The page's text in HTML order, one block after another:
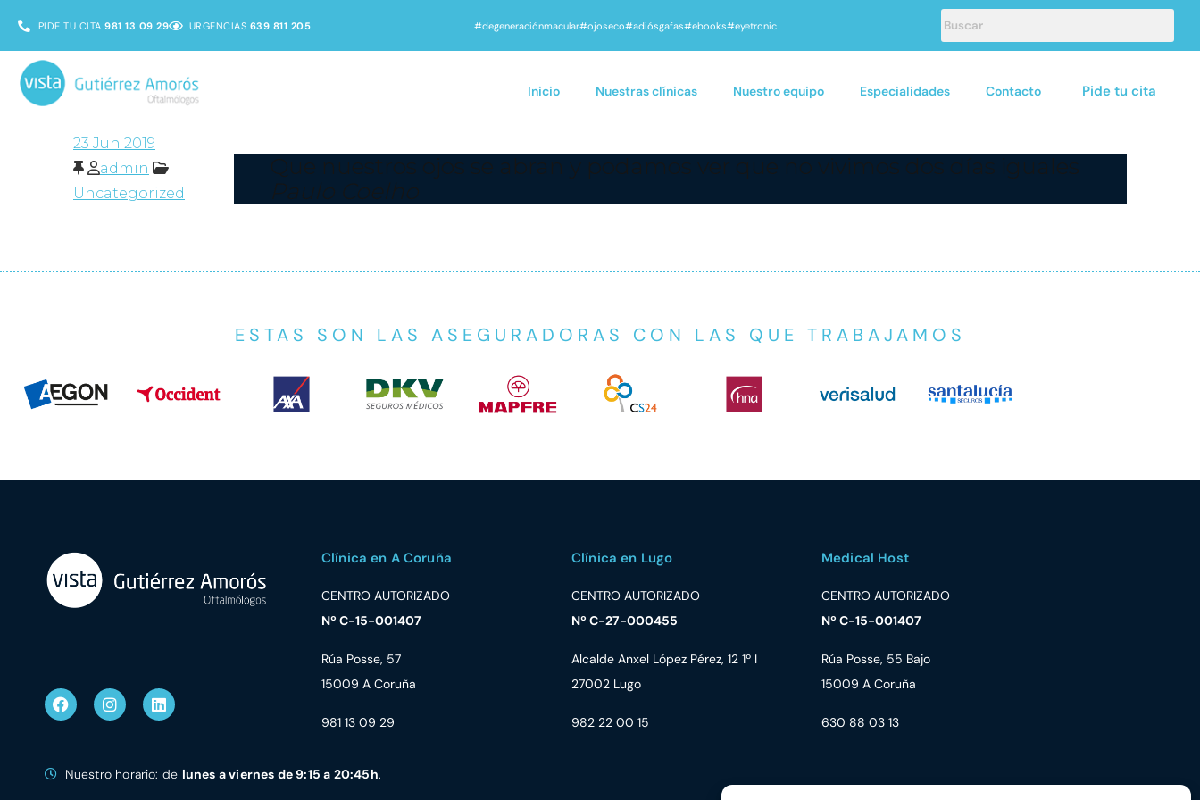
PIDE TU CITA 981 13 09 29 URGENCIAS 639 811 205 #degeneraciónmacular#ojoseco#adiósgafas#ebooks#eyetronic
Inicio Nuestras clínicas Nuestro equipo Especialidades Contacto Pide tu cita
23 Jun 2019
admin
Uncategorized
Que nuestros ojos se abran y podamos ver que no vivimos dos días iguales
Paulo Coelho
ESTAS SON LAS ASEGURADORAS CON LAS QUE TRABAJAMOS
Clínica en A Coruña
CENTRO AUTORIZADO
Nº C-15-001407
Rúa Posse, 57
15009 A Coruña
981 13 09 29
Clínica en Lugo
CENTRO AUTORIZADO
Nº C-27-000455
Alcalde Anxel López Pérez, 12 1º I
27002 Lugo
982 22 00 15
Medical Host
CENTRO AUTORIZADO
Nº C-15-001407
Rúa Posse, 55 Bajo
15009 A Coruña
630 88 03 13
Nuestro horario: de lunes a viernes de 9:15 a 20:45h.